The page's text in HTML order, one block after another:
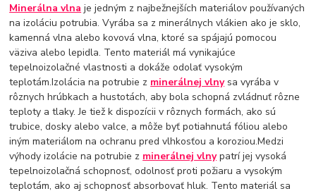
Minerálna vlna je jedným z najbežnejších materiálov používaných
na izoláciu potrubia. Vyrába sa z minerálnych vlákien ako je sklo,
kamenná vlna alebo kovová vlna, ktoré sa spájajú pomocou
väziva alebo lepidla. Tento materiál má vynikajúce
tepelnoizolačné vlastnosti a dokáže odolať vysokým
teplotám.Izolácia na potrubie z minerálnej vlnysa vyrába v
rôznych hrúbkach a hustotách, aby bola schopná zvládnuť rôzne
teploty a tlaky. Je tiež k dispozícii v rôznych formách, ako sú
trubice, dosky alebo valce, a môže byť potiahnutá fóliou alebo
iným materiálom na ochranu pred vlhkosťou a koroziou.Medzi
výhody izolácie na potrubie z minerálnej vlnypatrí jej vysoká
tepelnoizolačná schopnosť, odolnosť proti požiaru a vysokým
teplotám, ako aj schopnosť absorbovať hluk. Tento materiál sa